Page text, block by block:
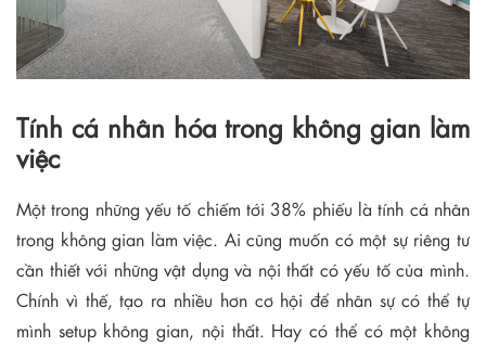
Tính cá nhân hóa trong không gian làm
việc
Một trong những yếu tố chiếm tới 38% phiếu là tính cá nhân
trong không gian làm việc. Ai cũng muốn có một sự riêng tư
cần thiết với những vật dụng và nội thất có yếu tố của mình.
Chính vì thế, tạo ra nhiều hơn cơ hội để nhân sự có thể tự
mình setup không gian, nội thất. Hay có thể có một không